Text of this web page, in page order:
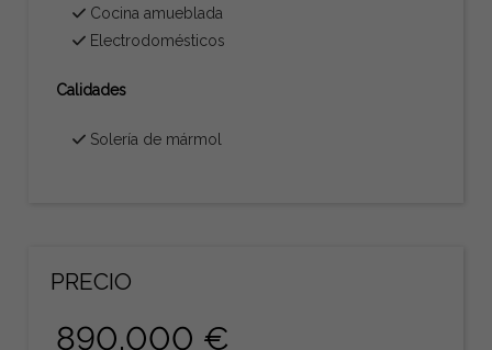
Cocina amueblada
Electrodomésticos
Calidades
Solería de mármol
PRECIO
890.000 €